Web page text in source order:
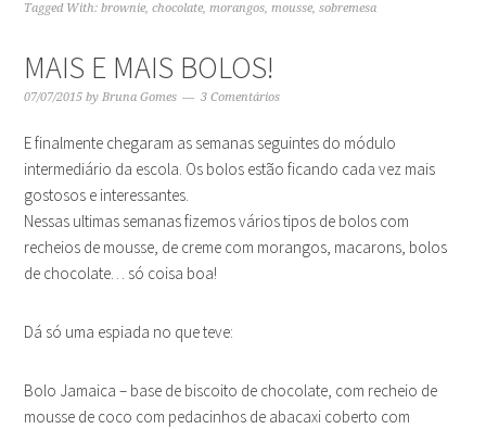
Tagged With:brownie,chocolate,morangos,mousse,sobremesa
MAIS E MAIS BOLOS!
07/07/2015 byBruna Gomes 3 Comentários
E finalmente chegaram as semanas seguintes do módulo
intermediário da escola. Os bolos estão ficando cada vez mais
gostosos e interessantes.
Nessas ultimas semanas fizemos vários tipos de bolos com
recheios de mousse, de creme com morangos, macarons, bolos
de chocolate… só coisa boa!
Dá só uma espiada no que teve:
Bolo Jamaica – base de biscoito de chocolate, com recheio de
mousse de coco com pedacinhos de abacaxi coberto com